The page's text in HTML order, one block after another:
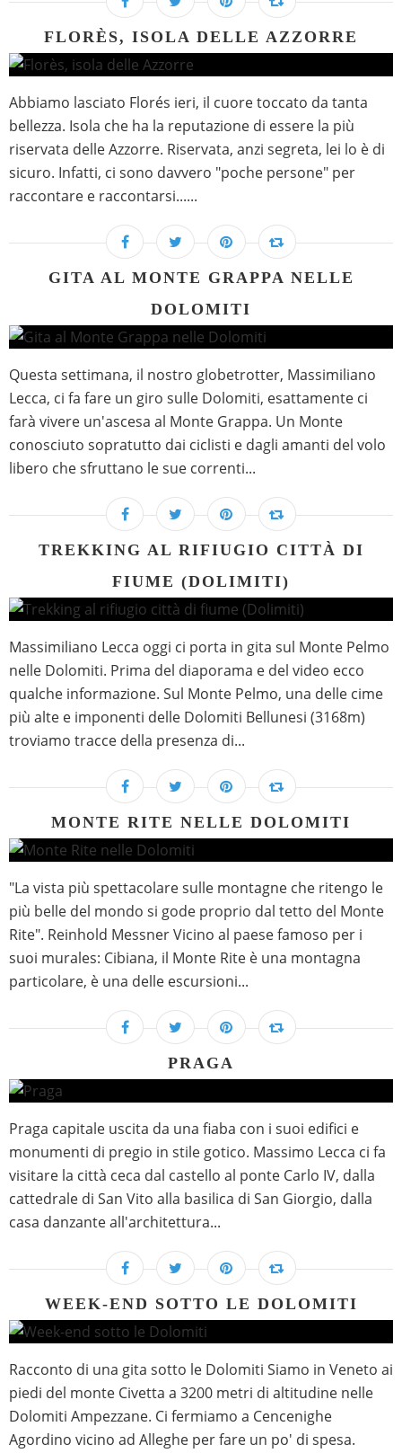
FLORÈS, ISOLA DELLE AZZORRE
Abbiamo lasciato Florés ieri, il cuore toccato da tanta
bellezza. Isola che ha la reputazione di essere la più
riservata delle Azzorre. Riservata, anzi segreta, lei lo è di
sicuro. Infatti, ci sono davvero "poche persone" per
raccontare e raccontarsi......
GITA AL MONTE GRAPPA NELLE
DOLOMITI
Questa settimana, il nostro globetrotter, Massimiliano
Lecca, ci fa fare un giro sulle Dolomiti, esattamente ci
farà vivere un'ascesa al Monte Grappa. Un Monte
conosciuto sopratutto dai ciclisti e dagli amanti del volo
libero che sfruttano le sue correnti...
TREKKING AL RIFIUGIO CITTÀ DI
FIUME (DOLIMITI)
Massimiliano Lecca oggi ci porta in gita sul Monte Pelmo
nelle Dolomiti. Prima del diaporama e del video ecco
qualche informazione. Sul Monte Pelmo, una delle cime
più alte e imponenti delle Dolomiti Bellunesi (3168m)
troviamo tracce della presenza di...
MONTE RITE NELLE DOLOMITI
"La vista più spettacolare sulle montagne che ritengo le
più belle del mondo si gode proprio dal tetto del Monte
Rite". Reinhold Messner Vicino al paese famoso per i
suoi murales: Cibiana, il Monte Rite è una montagna
particolare, è una delle escursioni...
PRAGA
Praga capitale uscita da una fiaba con i suoi edifici e
monumenti di pregio in stile gotico. Massimo Lecca ci fa
visitare la città ceca dal castello al ponte Carlo IV, dalla
cattedrale di San Vito alla basilica di San Giorgio, dalla
casa danzante all'architettura...
WEEK-END SOTTO LE DOLOMITI
Racconto di una gita sotto le Dolomiti Siamo in Veneto ai
piedi del monte Civetta a 3200 metri di altitudine nelle
Dolomiti Ampezzane. Ci fermiamo a Cencenighe
Agordino vicino ad Alleghe per fare un po' di spesa.